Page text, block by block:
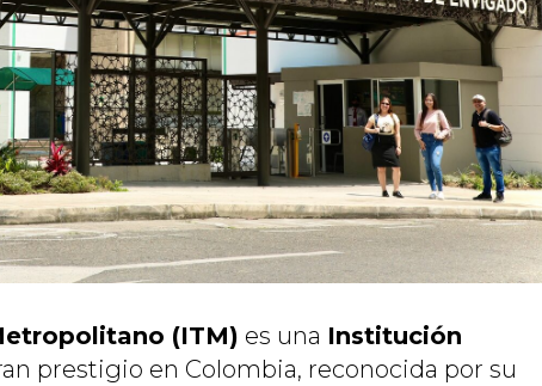
(ITM) es una Institución
prestigio en Colombia, reconocida por su